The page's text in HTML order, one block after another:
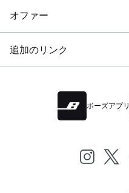
オファー
追加のリンク
ボーズアプリ